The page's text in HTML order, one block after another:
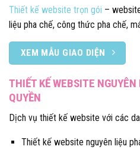
Thiết kế website trọn gói –
liệu pha chế, công thức pha chế,
XEM MẪU GIAO DIỆN
THIẾT KẾ WEBSITE
QUYỀN
Dịch vụ thiết kế website với các
Thiết kế website nguyên liệu